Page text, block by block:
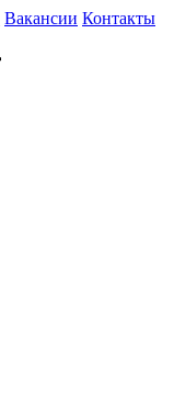
Вакансии Контакты